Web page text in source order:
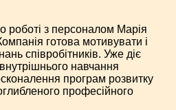
роботі з персоналом Марія
готова мотивувати і
співробітників. Уже діє
навчання
програм розвитку
професійного